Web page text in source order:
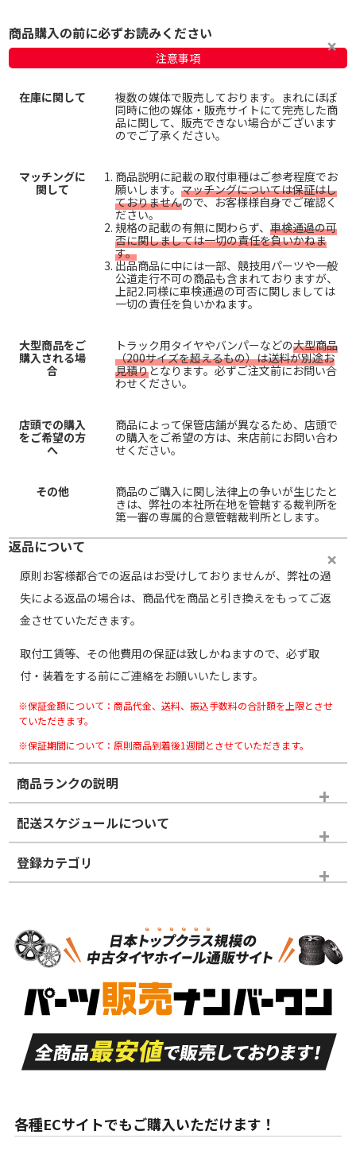
商品購入の前に必ずお読みください
注意事項
在庫に関して
複数の媒体で販売しております。まれにほぼ
同時に他の媒体・販売サイトにて完売した商
品に関して、販売できない場合がございます
のでご了承ください。
マッチングに
関して
商品説明に記載の取付車種はご参考程度でお
願いします。 マッチングについては保証はし
ておりませんので、お客様様自身でご確認く
ださい。
規格の記載の有無に関わらず、 車検通過の可
否に関しましては一切の責任を負いかねま
す。
出品商品に中には一部、競技用パーツや一般
公道走行不可の商品も含まれておりますが、
上記2.同様に車検通過の可否に関しましては
一切の責任を負いかねます。
大型商品をご
購入される場
合
トラック用タイヤやバンパーなどの大型商品
（200サイズを超えるもの）は送料が別途お
見積りとなります。必ずご注文前にお問い合
わせください。
店頭での購入
をご希望の方
へ
商品によって保管店舗が異なるため、店頭で
の購入をご希望の方は、来店前にお問い合わ
せください。
その他
商品のご購入に関し法律上の争いが生じたと
きは、弊社の本社所在地を管轄する裁判所を
第一審の専属的合意管轄裁判所とします。
返品について
原則お客様都合での返品はお受けしておりませんが、弊社の過
失による返品の場合は、商品代を商品と引き換えをもってご返
金させていただきます。
取付工賃等、その他費用の保証は致しかねますので、必ず取
付・装着をする前にご連絡をお願いいたします。
※保証金額について：商品代金、送料、振込手数料の合計額を上限とさせ
ていただきます。
※保証期間について：原則商品到着後1週間とさせていただきます。
商品ランクの説明
※商品ランクは出品者の主観により判断しておりますので、あら
かじめご了承ください。
ホイールランク
S
品）
S
新車外し品（新古
付き
A
走行距離も少なく、
目立つ傷もほとんど
ない中古品
A
走行距離も少なく、
非常に状態の良い中
古品
な中古品
んどない中古品
配送スケジュールについて
登録カテゴリ
タイヤホイールセット
各種ECサイトでもご購入いただけます！